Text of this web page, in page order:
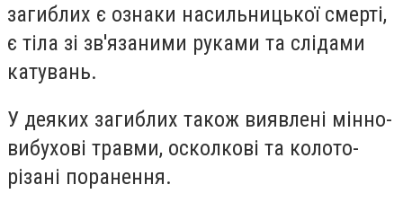
загиблих є ознаки насильницької смерті,
є тіла зі зв'язаними руками та слідами
катувань.
У деяких загиблих також виявлені мінно-
вибухові травми, осколкові та колото-
різані поранення.